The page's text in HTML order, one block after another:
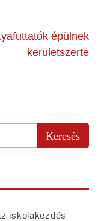
épülnek
kerületszerte
iskolakezdés